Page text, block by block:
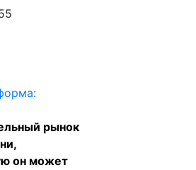
рынок
он может